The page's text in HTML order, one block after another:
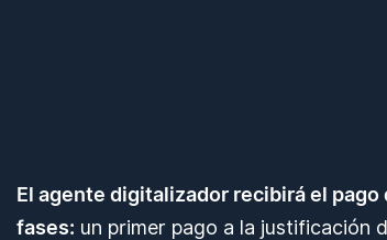
El agente digitalizador recibirá el
fases: un primer pago a la justificación